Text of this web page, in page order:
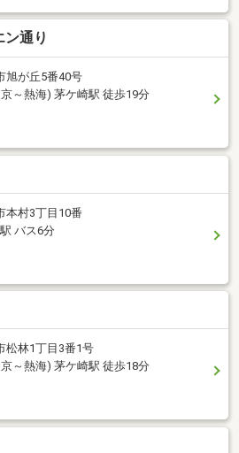
通り
旭が丘5番40号
～熱海) 茅ケ崎駅 徒歩19分
本村3丁目10番
バス6分
松林1丁目3番1号
～熱海) 茅ケ崎駅 徒歩18分